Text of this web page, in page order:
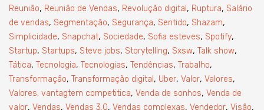
Reunião, Reunião de Vendas, Revolução digital , Ruptura, Salário
de vendas, Segmentação, Segurança, Sentido, Shazam,
Simplicidade, Snapchat, Sociedade, Sofia esteves, Spotify,
Startup, Startups, Steve jobs, Storytelling, Sxsw, Talk show,
Tática, Tecnologia, Tecnologias, Tendências, Trabalho,
Transformação, Transformação digital , Uber, Valor, Valores,
Valores; vantagtem competitica, Venda de sonhos, Venda de
valor, Vendas, Vendas 3.0, Vendas complexas, Vendedor, Visão,